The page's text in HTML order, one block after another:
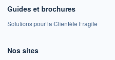
Guides et brochures
Solutions pour la Clientèle Fragile
Nos sites